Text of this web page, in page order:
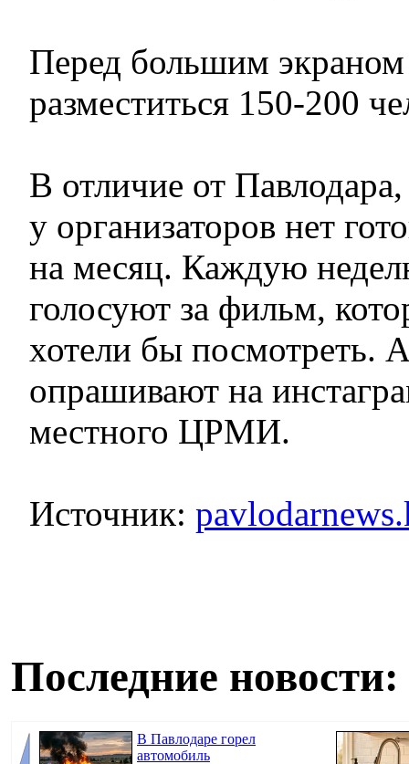
Перед большим
разместиться 150-200
В отличие от
у организаторов нет
на месяц. Каждую
голосуют за фильм,
хотели бы посмотреть.
опрашивают на
местного ЦРМИ.
Источник:
Последние новости:
В Павлодаре горел
автомобиль